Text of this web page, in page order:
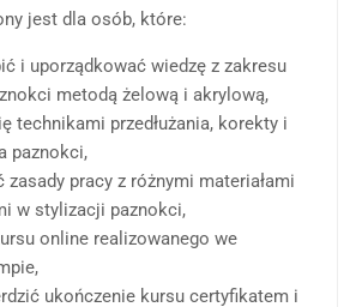
jest dla osób, które:
i uporządkować wiedzę z zakresu
metodą żelową i akrylową,
technikami przedłużania, korekty i
paznokci,
zasady pracy z różnymi materiałami
w stylizacji paznokci,
online realizowanego we
ukończenie kursu certyfikatem i